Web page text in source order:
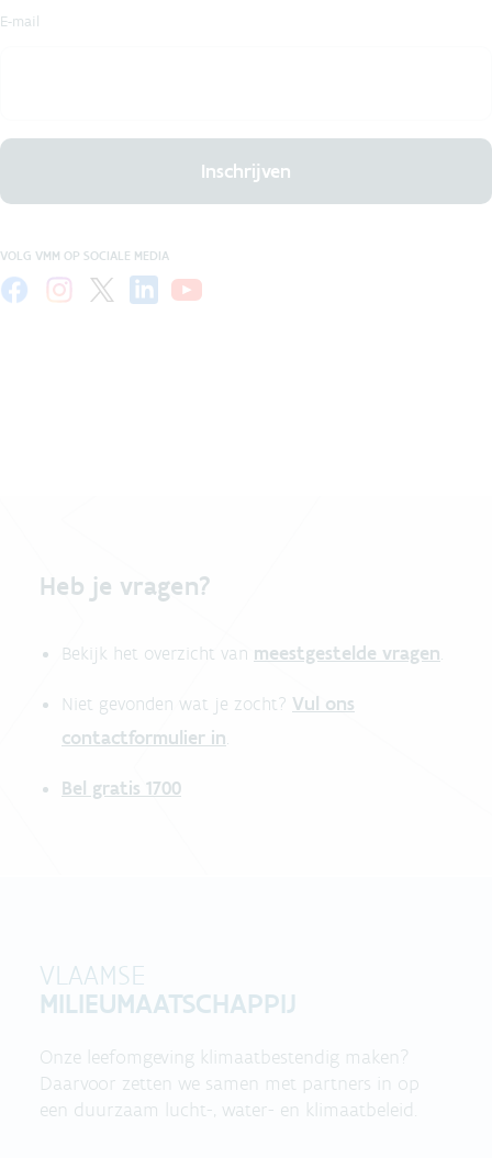
E-mail
Inschrijven
VOLG VMM OP SOCIALE MEDIA
Heb je vragen?
Bekijk het overzicht van meestgestelde vragen.
Niet gevonden wat je zocht? Vul ons
contactformulier in.
Bel gratis 1700
VLAAMSE
MILIEUMAATSCHAPPIJ
Onze leefomgeving klimaatbestendig maken?
Daarvoor zetten we samen met partners in op
een duurzaam lucht-, water- en klimaatbeleid.